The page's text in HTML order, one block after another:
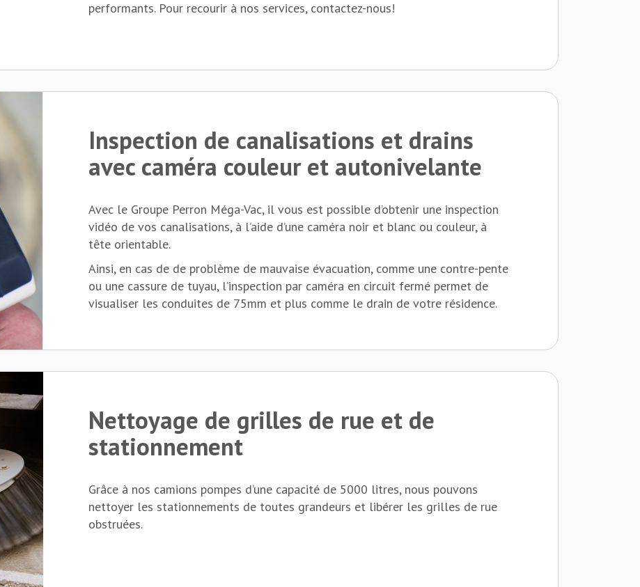
performants. Pour recourir à nos services, contactez-nous!
Inspection de canalisations et drains
avec caméra couleur et autonivelante
Avec le Groupe Perron Méga-Vac, il vous est possible d’obtenir une inspection
vidéo de vos canalisations, à l’aide d’une caméra noir et blanc ou couleur, à
tête orientable.
Ainsi, en cas de de problème de mauvaise évacuation, comme une contre-pente
ou une cassure de tuyau, l’inspection par caméra en circuit fermé permet de
visualiser les conduites de 75mm et plus comme le drain de votre résidence.
Nettoyage de grilles de rue et de
stationnement
Grâce à nos camions pompes d’une capacité de 5000 litres, nous pouvons
nettoyer les stationnements de toutes grandeurs et libérer les grilles de rue
obstruées.